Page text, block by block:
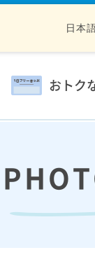
おトク
日本